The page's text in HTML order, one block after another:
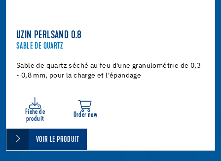
UZIN PERLSAND 0.8
SABLE DE QUARTZ
Sable de quartz séché au feu d'une granulométrie de 0,3
- 0,8 mm, pour la charge et l'épandage
Fiche de
produit
Order now
VOIR LE PRODUIT